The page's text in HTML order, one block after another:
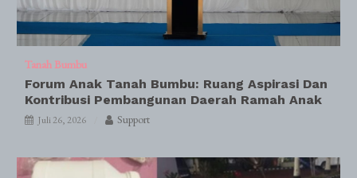
Tanah Bumbu
Forum Anak Tanah Bumbu: Ruang Aspirasi Dan
Kontribusi Pembangunan Daerah Ramah Anak
Juli 26, 2026 Support